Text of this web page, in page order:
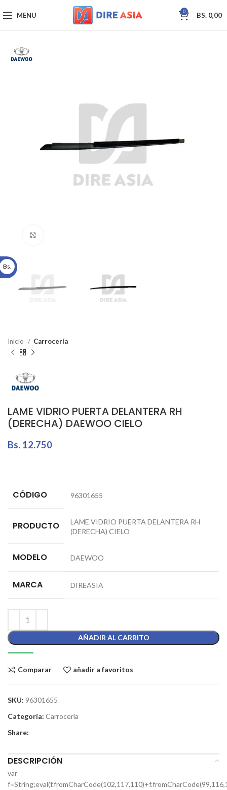
MENU 0 BS. 0,00
Inicio Carrocería
LAME VIDRIO PUERTA DELANTERA RH
(DERECHA) DAEWOO CIELO
Bs. 12.750
CÓDIGO 96301655
PRODUCTO
LAME VIDRIO PUERTA DELANTERA RH
(DERECHA) CIELO
MODELO DAEWOO
MARCA DIREASIA
AÑADIR AL CARRITO
Comparar añadir a favoritos
SKU: 96301655
Categoría: Carrocería
Share:
DESCRIPCIÓN
var
Bs.